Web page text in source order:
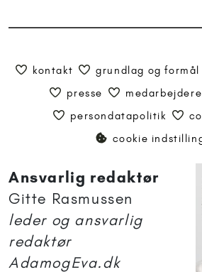
kontakt grundlag og formål
presse
medarbejdere
persondatapolitik
cookie
Ansvarlig redaktør
Gitte Rasmussen
leder og ansvarlig
redaktør
AdamogEva.dk